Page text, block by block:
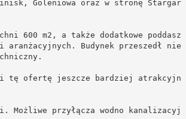
Goleniowa oraz w stronę Stargar
600 m2, a także dodatkowe poddasz
Budynek przeszedł nie
tę ofertę jeszcze bardziej atrakcyjn
Możliwe przyłącza wodno kanalizacyj